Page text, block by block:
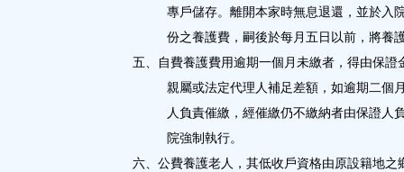
專戶儲存。離開本家時無息退還，並於入
份之養護費，嗣後於每月五日以前，將養
五、自費養護費用逾期一個月未繳者，得由保證
親屬或法定代理人補足差額，如逾期二個
人負責催繳，經催繳仍不繳納者由保證人
院強制執行。
六、公費養護老人，其低收戶資格由原設籍地之